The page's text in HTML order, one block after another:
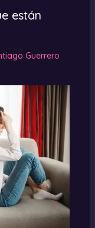
están
Guerrero